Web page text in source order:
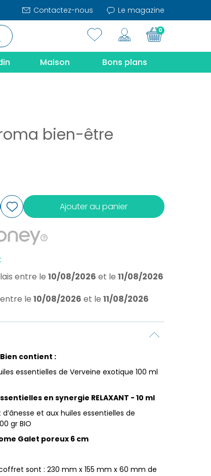
Contactez-nous Le magazine
0
Maison Bons plans
bien-être
Ajouter au panier
entre le 10/08/2026 et le 11/08/2026
entre le 10/08/2026 et le 11/08/2026
contient :
essentielles de Verveine exotique 100 ml
en synergie RELAXANT - 10 ml
et aux huiles essentielles de
gr BIO
Galet poreux 6 cm
sont : 230 mm x 155 mm x 60 mm de